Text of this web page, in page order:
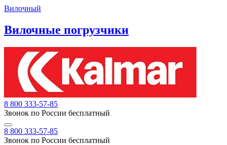
Вилочный
Вилочные погрузчики
8 800 333-57-85
Звонок по России бесплатный
8 800 333-57-85
Звонок по России бесплатный